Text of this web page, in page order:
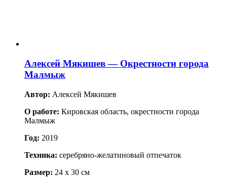
Алексей Мякишев — Окрестности города
Малмыж
Автор: Алексей Мякишев
О работе: Кировская область, окрестности города
Малмыж
Год: 2019
Техника: серебряно-желатиновый отпечаток
Размер: 24 x 30 см